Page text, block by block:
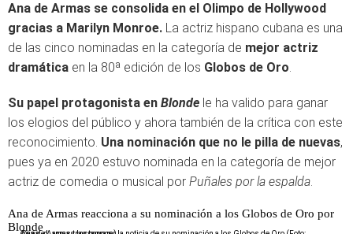
Ana de Armas se consolida en el Olimpo de Hollywood
gracias a Marilyn Monroe. La actriz hispano cubana es una
de las cinco nominadas en la categoría de mejor actriz
dramática en la 80ª edición de los Globos de Oro.
Su papel protagonista en Blonde le ha valido para ganar
los elogios del público y ahora también de la crítica con este
reconocimiento. Una nominación que no le pilla de nuevas,
pues ya en 2020 estuvo nominada en la categoría de mejor
actriz de comedia o musical por Puñales por la espalda.
Ana de Armas reacciona a su nominación a los Globos de Oro por
Blonde